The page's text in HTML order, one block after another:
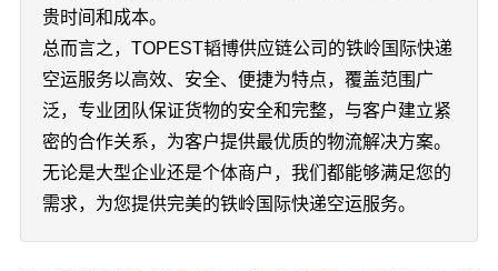
贵时间和成本。
总而言之，TOPEST韬博供应链公司的铁岭国际快递
空运服务以高效、安全、便捷为特点，覆盖范围广
泛，专业团队保证货物的安全和完整，与客户建立紧
密的合作关系，为客户提供最优质的物流解决方案。
无论是大型企业还是个体商户，我们都能够满足您的
需求，为您提供完美的铁岭国际快递空运服务。